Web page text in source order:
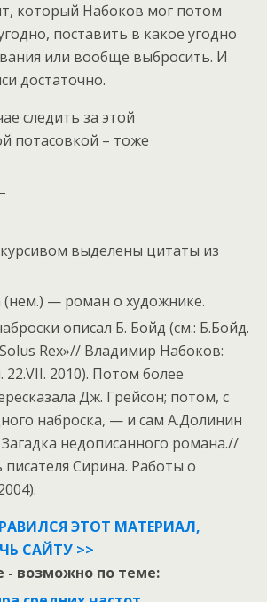
который Набоков мог потом
поставить в какое угодно
или вообще выбросить. И
достаточно.
следить за этой
потасовкой – тоже
выделены цитаты из
— роман о художнике.
описал Б. Бойд (см.: Б.Бойд.
Rex»// Владимир Набоков:
22.VII. 2010). Потом более
Дж. Грейсон; потом, с
наброска, — и сам А.Долинин
недописанного романа.//
Сирина. Работы о
ЭТОТ МАТЕРИАЛ,
САЙТУ >>
- возможно по теме: